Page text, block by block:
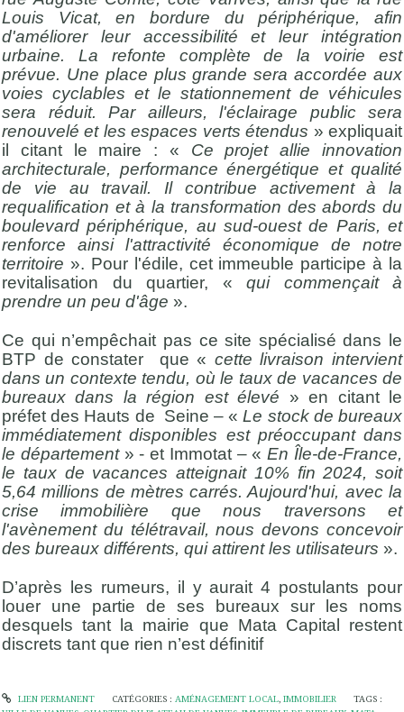
Louis Vicat, en bordure du périphérique, afin
d'améliorer leur accessibilité et leur intégration
urbaine. La refonte complète de la voirie est
prévue. Une place plus grande sera accordée aux
voies cyclables et le stationnement de véhicules
sera réduit. Par ailleurs, l'éclairage public sera
renouvelé et les espaces verts étendus » expliquait
il citant le maire : « Ce projet allie innovation
architecturale, performance énergétique et qualité
de vie au travail. Il contribue activement à la
requalification et à la transformation des abords du
boulevard périphérique, au sud-ouest de Paris, et
renforce ainsi l'attractivité économique de notre
territoire ». Pour l'édile, cet immeuble participe à la
revitalisation du quartier, « qui commençait à
prendre un peu d'âge ».
Ce qui n’empêchait pas ce site spécialisé dans le
BTP de constater que « cette livraison intervient
dans un contexte tendu, où le taux de vacances de
bureaux dans la région est élevé » en citant le
préfet des Hauts de Seine – «Le stock de bureaux
immédiatement disponibles est préoccupant dans
le département» - et Immotat – «En Île-de-France,
le taux de vacances atteignait 10% fin 2024, soit
5,64 millions de mètres carrés. Aujourd'hui, avec la
crise immobilière que nous traversons et
l'avènement du télétravail, nous devons concevoir
des bureaux différents, qui attirent les utilisateurs ».
D’après les rumeurs, il y aurait 4 postulants pour
louer une partie de ses bureaux sur les noms
desquels tant la mairie que Mata Capital restent
discrets tant que rien n’est définitif
LIEN PERMANENT CATÉGORIES : AMÉNAGEMENT LOCAL, IMMOBILIER
TAGS :